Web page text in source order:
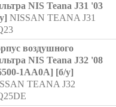
NIS Teana J31 '03
NISSAN TEANA J31
воздушного
NIS Teana J32 '08
1AA0A] [б/у]
TEANA J32